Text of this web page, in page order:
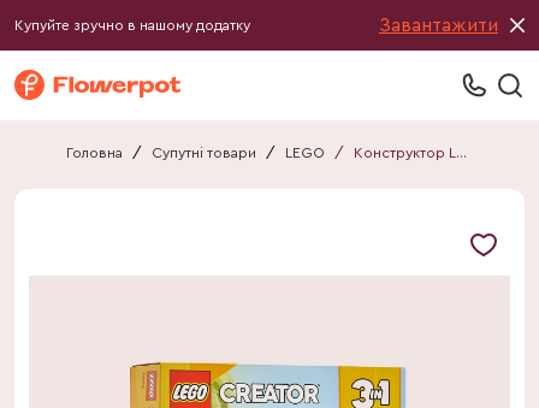
Купуйте зручно в нашому додатку Завантажити
Головна / Супутні товари / LEGO / Конструктор LEGO Creator Дикі тварини: рожевий фламінго